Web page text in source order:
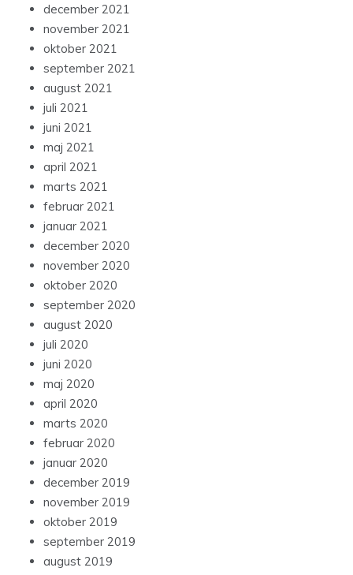
december 2021
november 2021
oktober 2021
september 2021
august 2021
juli 2021
juni 2021
maj 2021
april 2021
marts 2021
februar 2021
januar 2021
december 2020
november 2020
oktober 2020
september 2020
august 2020
juli 2020
juni 2020
maj 2020
april 2020
marts 2020
februar 2020
januar 2020
december 2019
november 2019
oktober 2019
september 2019
august 2019